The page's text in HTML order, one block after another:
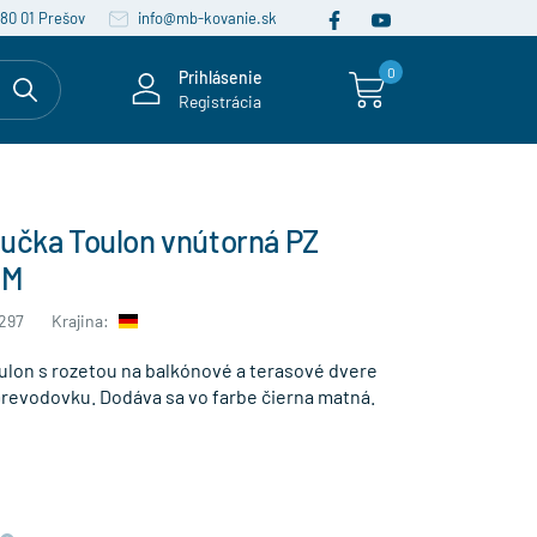
01 Prešov info@mb-kovanie.sk
Prihlásenie
Registrácia
0
Toulon vnútorná PZ
Krajina:
s rozetou na balkónové a terasové dvere
Dodáva sa vo farbe čierna matná.